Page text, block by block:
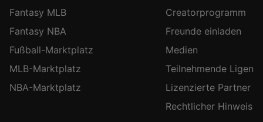
Fantasy MLB
Fantasy NBA
Fußball-Marktplatz
MLB-Marktplatz
NBA-Marktplatz
Creatorprogramm
Freunde einladen
Medien
Teilnehmende Ligen
Lizenzierte Partner
Rechtlicher Hinweis